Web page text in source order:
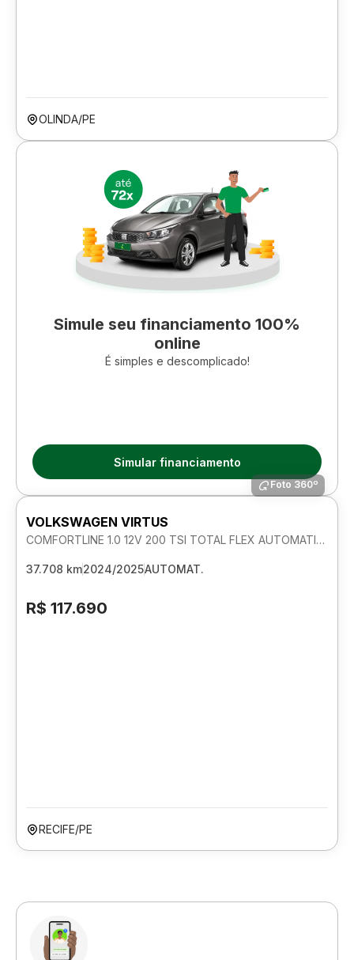
OLINDA/PE
Simule seu financiamento 100%
online
É simples e descomplicado!
Simular financiamento
Foto 360º
VOLKSWAGEN VIRTUS
COMFORTLINE 1.0 12V 200 TSI TOTAL FLEX AUTOMATICO
37.708 km2024/2025AUTOMAT.
R$ 117.690
RECIFE/PE